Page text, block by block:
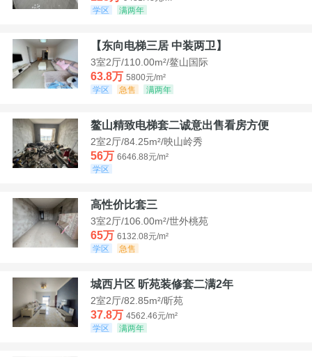
学区
满两年
【东向电梯三居 中装两卫】
3室2厅/110.00m²/鳌山国际
63.8万 5800元/m²
学区
急售 满两年
鳌山精致电梯套二诚意出售看房方便
2室2厅/84.25m²/映山岭秀
56万 6646.88元/m²
学区
高性价比套三
3室2厅/106.00m²/世外桃苑
65万 6132.08元/m²
学区
急售
城西片区 昕苑装修套二满2年
2室2厅/82.85m²/昕苑
37.8万 4562.46元/m²
学区
满两年